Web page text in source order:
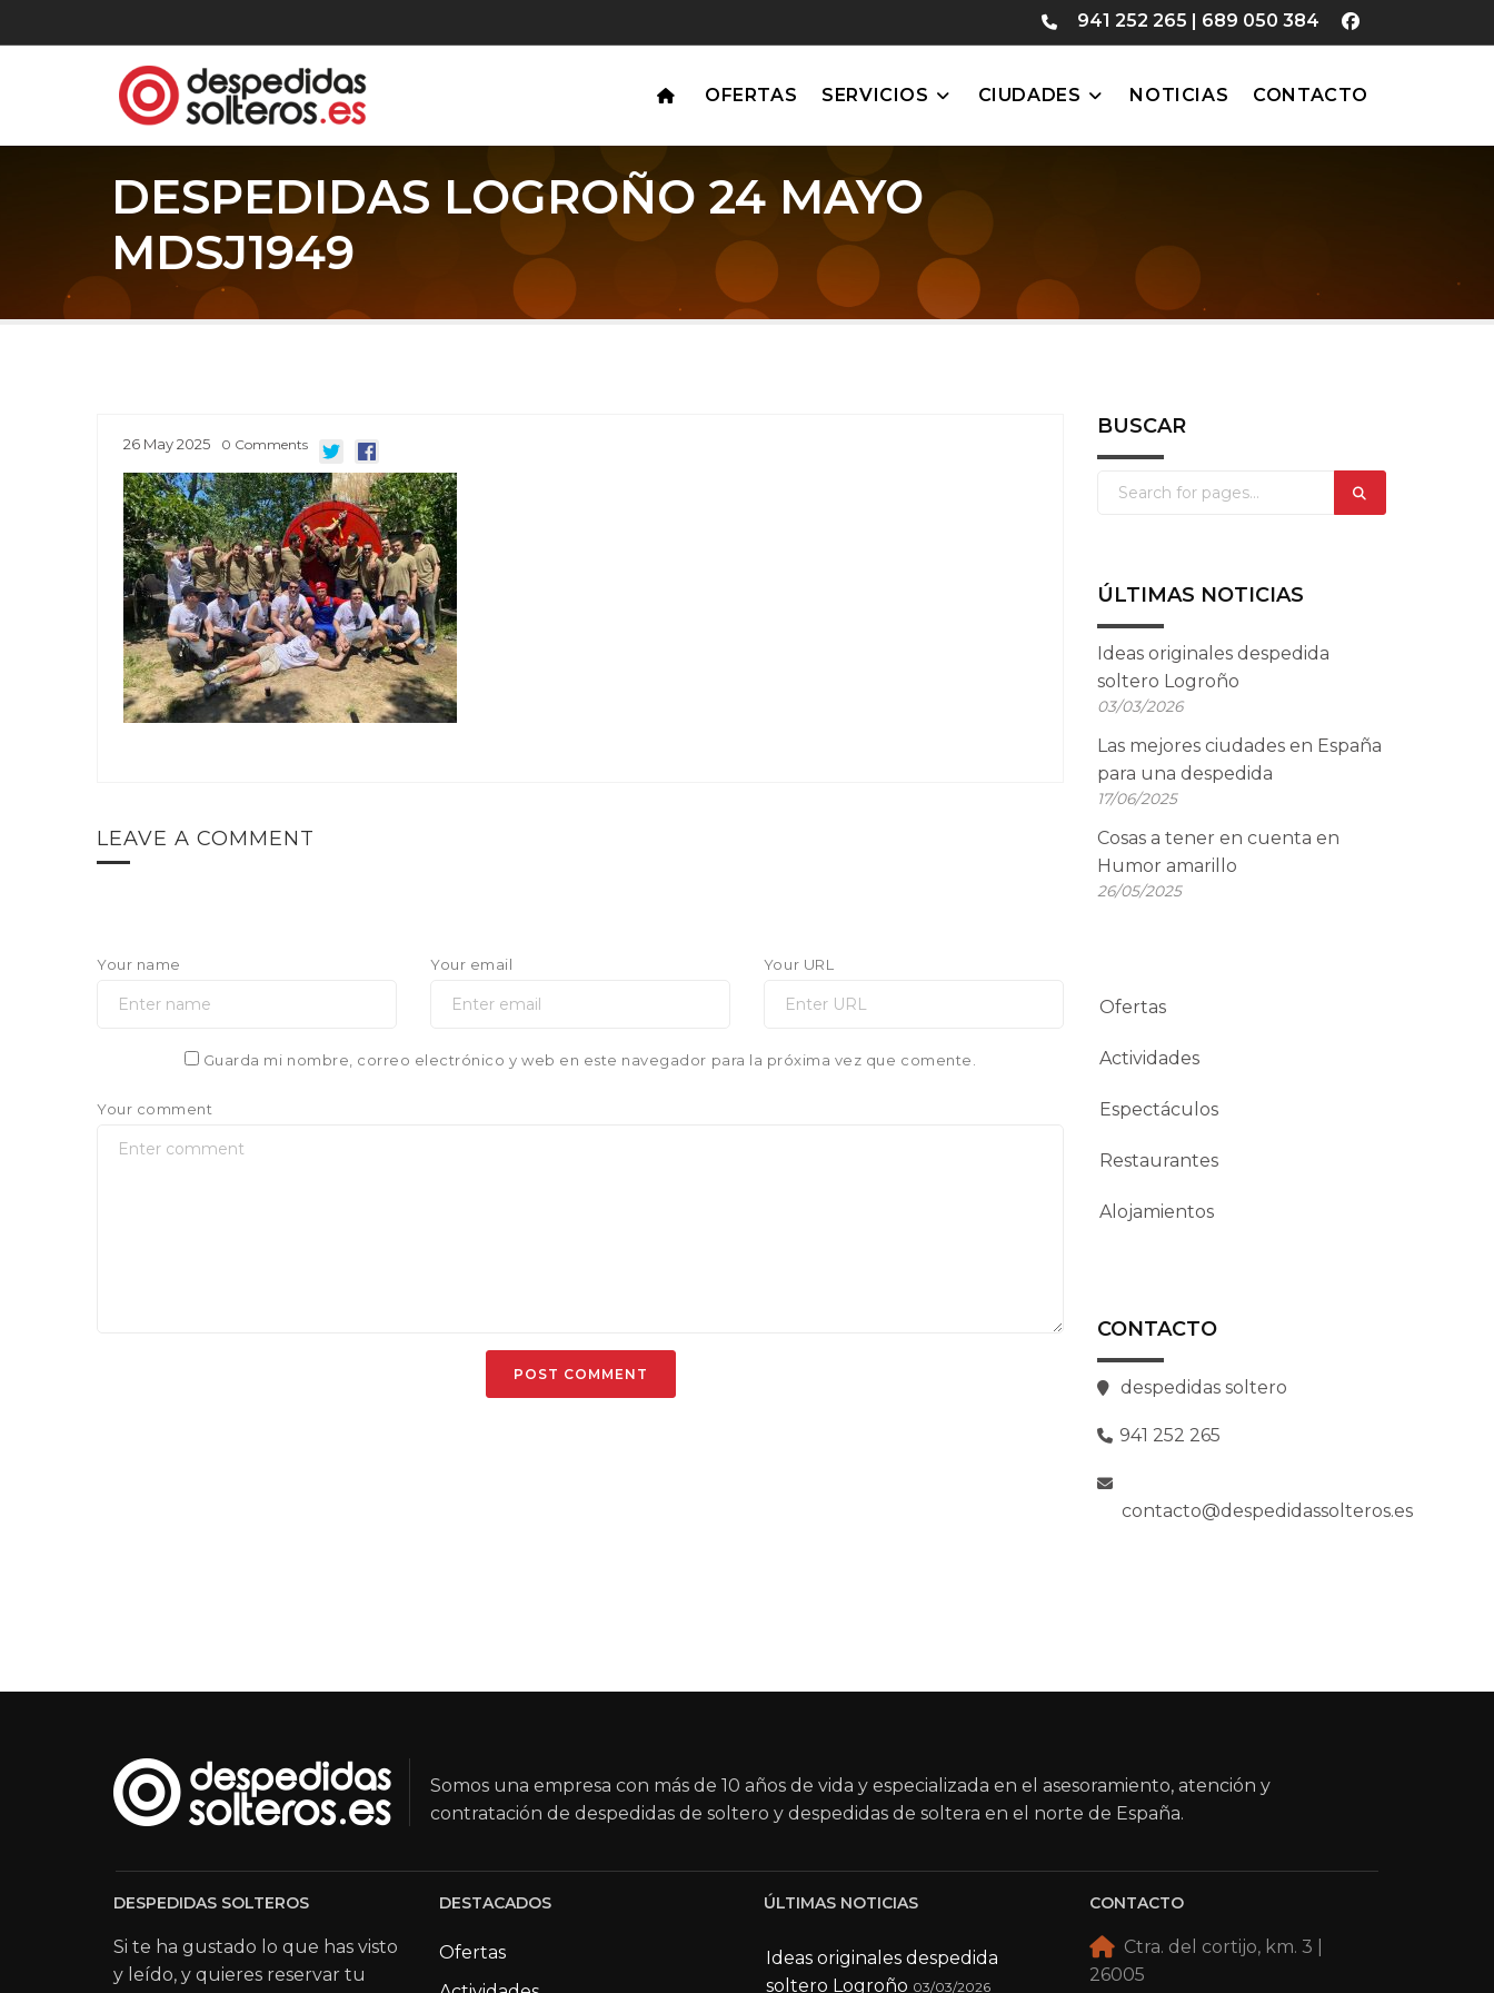
941 252 265 | 689 050 384
OFERTAS SERVICIOS CIUDADES NOTICIAS CONTACTO
DESPEDIDAS LOGROÑO 24 MAYO
MDSJ1949
26 May2025 0 Comments
LEAVE A COMMENT
Your name Your email Your URL
Guarda mi nombre, correo electrónico y web en este navegador para la próxima vez que comente.
Your comment
BUSCAR
ÚLTIMAS NOTICIAS
Ideas originales despedida
soltero Logroño
03/03/2026
Las mejores ciudades en España
para una despedida
17/06/2025
Cosas a tener en cuenta en
Humor amarillo
26/05/2025
Ofertas
Actividades
Espectáculos
Restaurantes
Alojamientos
CONTACTO
despedidas soltero
941 252 265
contacto@despedidassolteros.es
Somos una empresa con más de 10 años de vida y especializada en el asesoramiento, atención y
contratación de despedidas de soltero y despedidas de soltera en el norte de España.
DESPEDIDAS SOLTEROS
Si te ha gustado lo que has visto
y leído, y quieres reservar tu
DESTACADOS
Ofertas
ÚLTIMAS NOTICIAS
Ideas originales despedida
soltero Logroño 03/03/2026
CONTACTO
Ctra. del cortijo, km. 3 |
26005